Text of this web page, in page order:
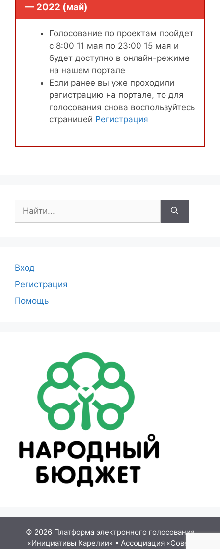
— 2022 (май)
Голосование по проектам пройдет
с 8:00 11 мая по 23:00 15 мая и
будет доступно в онлайн-режиме
на нашем портале
Если ранее вы уже проходили
регистрацию на портале, то для
голосования снова воспользуйтесь
страницей Регистрация
Вход
Регистрация
Помощь
© 2026 Платформа электронного голосования
«Инициативы Карелии» • Ассоциация «Совет